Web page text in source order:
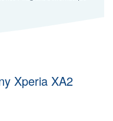
Xperia XA2